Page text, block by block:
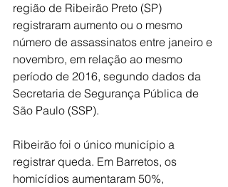
região de Ribeirão Preto (SP)
registraram aumento ou o mesmo
número de assassinatos entre janeiro e
novembro, em relação ao mesmo
período de 2016, segundo dados da
Secretaria de Segurança Pública de
São Paulo (SSP).
Ribeirão foi o único município a
registrar queda. Em Barretos, os
homicídios aumentaram 50%,